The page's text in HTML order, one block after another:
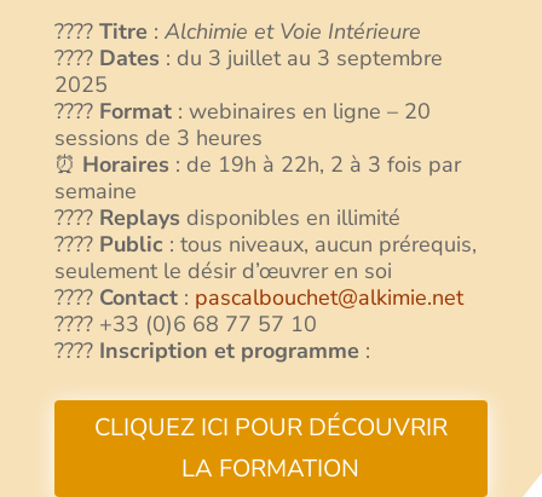
???? Titre : Alchimie et Voie Intérieure
???? Dates : du 3 juillet au 3 septembre
2025
???? Format: webinaires en ligne – 20
sessions de 3 heures
⏰ Horaires : de 19h à 22h, 2 à 3 fois par
semaine
???? Replays disponibles en illimité
???? Public : tous niveaux, aucun prérequis,
seulement le désir d’œuvrer en soi
???? Contact: pascalbouchet@alkimie.net
???? +33 (0)6 68 77 57 10
???? Inscription et programme :
CLIQUEZ ICI POUR DÉCOUVRIR
LA FORMATION